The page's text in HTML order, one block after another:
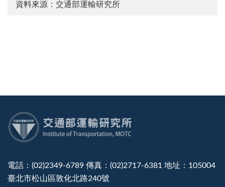
資料來源：交通部運輸研究所
電話：(02)2349-6789 傳真：(02)2717-6381 地址：105004
臺北市松山區敦化北路240號